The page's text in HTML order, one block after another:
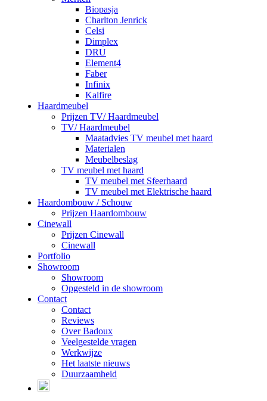
Biopasja
Charlton Jenrick
Celsi
Dimplex
DRU
Element4
Faber
Infinix
Kalfire
Haardmeubel
Prijzen TV/ Haardmeubel
TV/ Haardmeubel
Maatadvies TV meubel met haard
Materialen
Meubelbeslag
TV meubel met haard
TV meubel met Sfeerhaard
TV meubel met Elektrische haard
Haardombouw / Schouw
Prijzen Haardombouw
Cinewall
Prijzen Cinewall
Cinewall
Portfolio
Showroom
Showroom
Opgesteld in de showroom
Contact
Contact
Reviews
Over Badoux
Veelgestelde vragen
Werkwijze
Het laatste nieuws
Duurzaamheid